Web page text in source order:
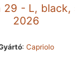
29 - L, black,
2026
: Capriolo